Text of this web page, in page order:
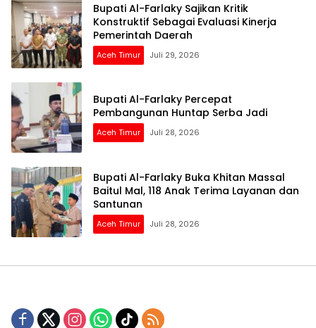
Bupati Al-Farlaky Sajikan Kritik
Konstruktif Sebagai Evaluasi Kinerja
Pemerintah Daerah
Aceh Timur Juli 29, 2026
Bupati Al-Farlaky Percepat
Pembangunan Huntap Serba Jadi
Aceh Timur Juli 28, 2026
Bupati Al-Farlaky Buka Khitan Massal
Baitul Mal, 118 Anak Terima Layanan dan
Santunan
Aceh Timur Juli 28, 2026